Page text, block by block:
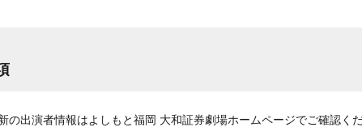
の出演者情報はよしもと福岡 大和証券劇場ホームページでご確認くだ